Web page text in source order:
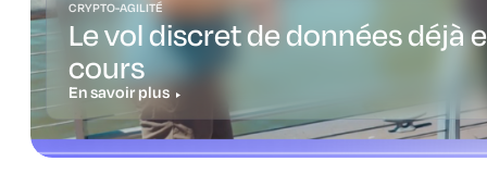
CRYPTO-AGILITÉ
Le vol discret de données déjà
cours
En savoir plus